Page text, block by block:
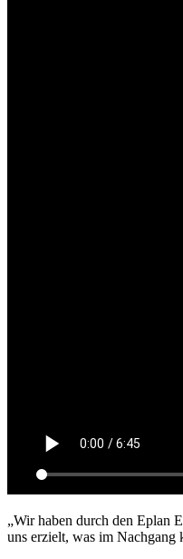
„Wir haben durch den Eplan
uns erzielt, was im Nachgang